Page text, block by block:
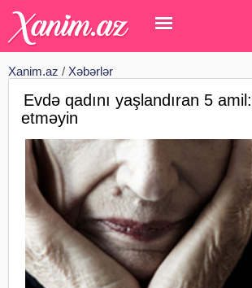
Xanim.az / Xəbərlər
Evdə qadını yaşlandıran 5
etməyin